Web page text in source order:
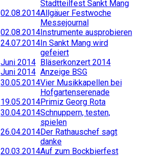
Stadtteilfest Sankt Mang
02.08.2014Allgäuer Festwoche
Messejournal
02.08.2014Instrumente ausprobieren
24.07.2014In Sankt Mang wird
gefeiert
Juni 2014 Bläserkonzert 2014
Juni 2014 Anzeige BSG
30.05.2014Vier Musikkapellen bei
Hofgartenserenade
19.05.2014Primiz Georg Rota
30.04.2014Schnuppern, testen,
spielen
26.04.2014Der Rathauschef sagt
danke
20.03.2014Auf zum Bockbierfest